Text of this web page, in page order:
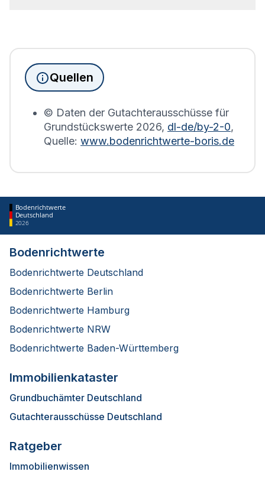
Immobilien, die sich in Lahn befinden, wird die
Grundsteuererklärung auf Basis des
Bodenrichtwerts des entsprechenden Jahres
Quellen
© Daten der Gutachterausschüsse für
Grundstückswerte 2026, dl-de/by-2-0,
Quelle: www.bodenrichtwerte-boris.de
Bodenrichtwerte
Deutschland
2026
Bodenrichtwerte
Bodenrichtwerte Deutschland
Bodenrichtwerte Berlin
Bodenrichtwerte Hamburg
Bodenrichtwerte NRW
Bodenrichtwerte Baden-Württemberg
Immobilienkataster
Grundbuchämter Deutschland
Gutachterausschüsse Deutschland
Ratgeber
Immobilienwissen